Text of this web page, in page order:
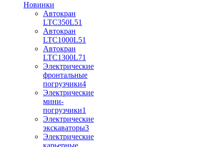
Новинки
Автокран
LTC350L51
Автокран
LTC1000L51
Автокран
LTC1300L71
Электрические
фронтальные
погрузчики4
Электрические
мини-
погрузчики1
Электрические
экскаваторы3
Электрические
карьерные